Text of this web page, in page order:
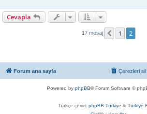
Cevapla
17 mesaj Önceki
1 2
Forum ana sayfa Çerezleri sil
Powered by phpBB® Forum Software ©
Türkçe çeviri: phpBB Türkiye & Türkiye